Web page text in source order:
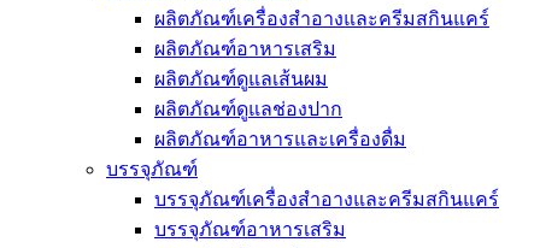
ผลิตภัณฑ์เครื่องสำอางและครีมสกินแคร์
ผลิตภัณฑ์อาหารเสริม
ผลิตภัณฑ์ดูแลเส้นผม
ผลิตภัณฑ์ดูแลช่องปาก
ผลิตภัณฑ์อาหารและเครื่องดื่ม
บรรจุภัณฑ์
บรรจุภัณฑ์เครื่องสำอางและครีมสกินแคร์
บรรจุภัณฑ์อาหารเสริม